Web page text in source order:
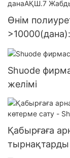
Өнім
данаАҚШ.7
Shuode
желімі
Қабырғаға
тырнақтарды